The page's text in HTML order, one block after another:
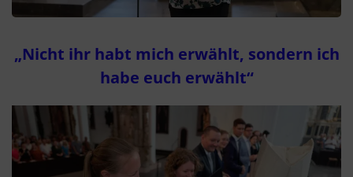
„Nicht ihr habt mich erwählt, sondern ich
habe euch erwählt“